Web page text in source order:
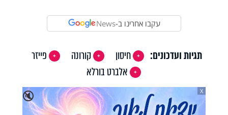
עקבו אחרינו ב-News
תגיות ועדכונים: חיסון קורונה
פייזר
אלברט בורלא
🔇
X